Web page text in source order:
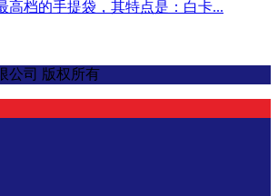
高档的手提袋，其特点是：白卡...
公司 版权所有